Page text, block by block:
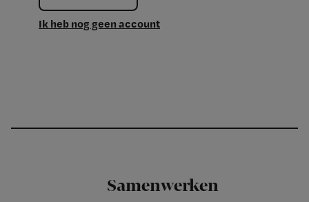
Ik heb nog geen account
Samenwerken